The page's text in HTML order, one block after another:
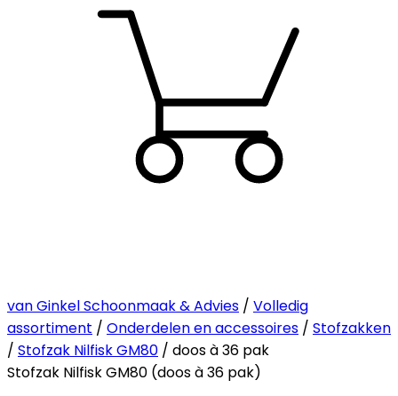
van Ginkel Schoonmaak & Advies / Volledig
assortiment / Onderdelen en accessoires / Stofzakken
/ Stofzak Nilfisk GM80 / doos à 36 pak
Stofzak Nilfisk GM80 (doos à 36 pak)